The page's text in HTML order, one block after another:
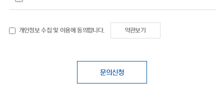
개인정보 수집 및 이용에 동의합니다. 약관보기
문의신청